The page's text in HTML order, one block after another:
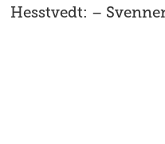
Hesstvedt: –